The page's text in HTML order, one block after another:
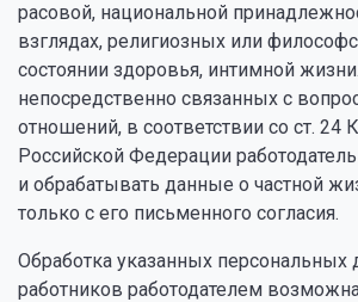
расовой, национальной
взглядах, религиозных или
состоянии здоровья, интимной
непосредственно связанных с
отношений, в соответствии со ст. 24
Российской Федерации
и обрабатывать данные о частной
только с его письменного согласия.
Обработка указанных персональных
работников работодателем